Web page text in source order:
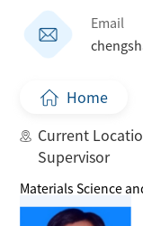
Email
Home
Current
Supervisor
Materials Science